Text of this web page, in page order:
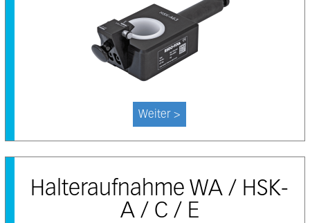
Weiter >
Halteraufnahme WA / HSK-
A / C / E